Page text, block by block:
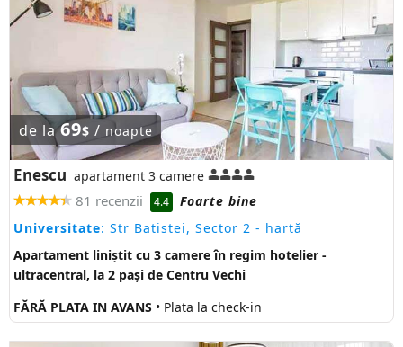
de la69$ / noapte
Enescu apartament 3 camere
81 recenzii 4.4
Foarte bine
Universitate: Str Batistei, Sector 2 - hartă
Apartament liniștit cu 3 camere în regim hotelier -
ultracentral, la 2 pași de Centru Vechi
FĂRĂ PLATA IN AVANS • Plata la check-in